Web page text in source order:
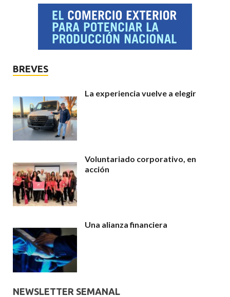
BREVES
La experiencia vuelve a elegir
Voluntariado corporativo, en
acción
Una alianza financiera
NEWSLETTER SEMANAL